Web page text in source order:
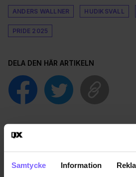
Samtycke Information
ANDERS WALLNER HUDIKSVALL
PRIDE 2025
DELA DEN HÄR ARTIKELN
PRIDE